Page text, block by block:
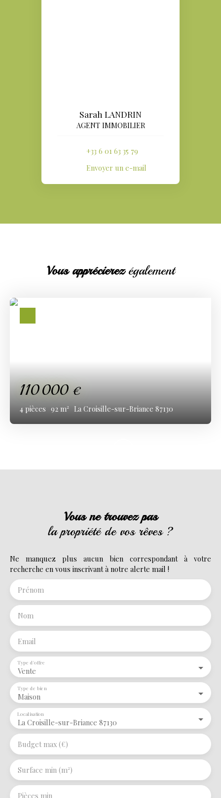
Sarah LANDRIN
AGENT IMMOBILIER
+33 6 01 63 35 79
Envoyer un e-mail
Vous apprécierezégalement
110 000€
4 pièces 92 m² La Croisille-sur-Briance 87130
Vous ne trouvez pas
la propriété de vos rêves ?
Ne manquez plus aucun bien correspondant à votre
recherche en vous inscrivant à notre alerte mail !
Prénom
Nom
Email
Vente
Type d'offre
Maison
Type de bien
La Croisille-sur-Briance 87130
Localisation
Budget max (€)
Surface min (m²)
Pièces min